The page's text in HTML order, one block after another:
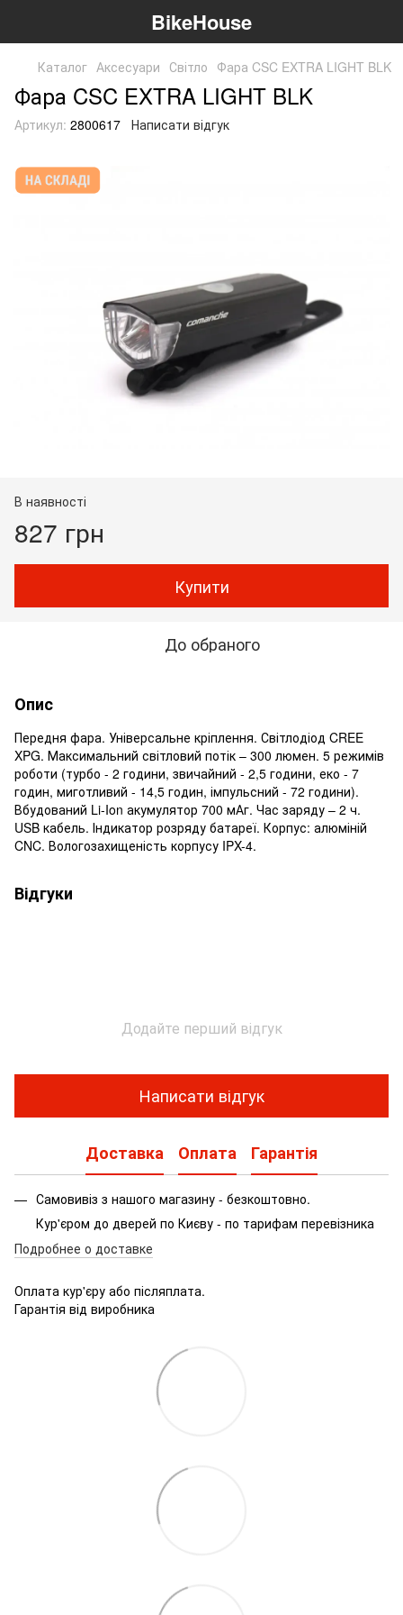
BikeHouse
Каталог Аксесуари Світло Фара CSC EXTRA LIGHT BLK
Фара CSC EXTRA LIGHT BLK
Артикул: 2800617 Написати відгук
В наявності
827 грн
Купити
До обраного
Опис
Передня фара. Універсальне кріплення. Світлодіод CREE
XPG. Максимальний світловий потік – 300 люмен. 5 режимів
роботи (турбо - 2 години, звичайний - 2,5 години, еко - 7
годин, миготливий - 14,5 годин, імпульсний - 72 години).
Вбудований Li-Ion акумулятор 700 мАг. Час заряду – 2 ч.
USB кабель. Індикатор розряду батареї. Корпус: алюміній
CNC. Вологозахищеність корпусу IPX-4.
Відгуки
Додайте перший відгук
Написати відгук
Доставка Оплата Гарантія
Самовивіз з нашого магазину - безкоштовно.
Кур'єром до дверей по Києву - по тарифам перевізника
Подробнее о доставке
Оплата кур'єру або післяплата.
Гарантія від виробника